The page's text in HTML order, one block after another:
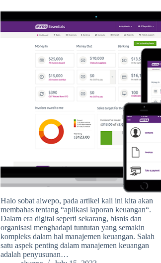
Halo sobat alwepo, pada artikel kali ini kita akan
membahas tentang “aplikasi laporan keuangan“.
Dalam era digital seperti sekarang, bisnis dan
organisasi menghadapi tuntutan yang semakin
kompleks dalam hal manajemen keuangan. Salah
satu aspek penting dalam manajemen keuangan
adalah penyusunan…